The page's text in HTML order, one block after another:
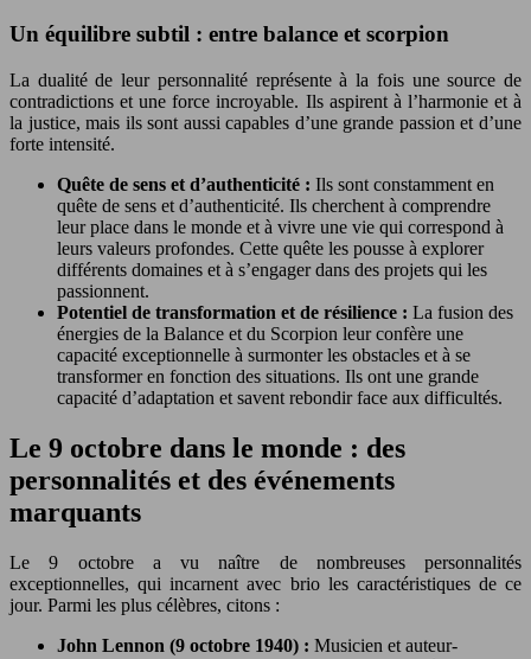
Un équilibre subtil : entre balance et scorpion
La dualité de leur personnalité représente à la fois une source de
contradictions et une force incroyable. Ils aspirent à l’harmonie et à
la justice, mais ils sont aussi capables d’une grande passion et d’une
forte intensité.
Quête de sens et d’authenticité : Ils sont constamment en
quête de sens et d’authenticité. Ils cherchent à comprendre
leur place dans le monde et à vivre une vie qui correspond à
leurs valeurs profondes. Cette quête les pousse à explorer
différents domaines et à s’engager dans des projets qui les
passionnent.
Potentiel de transformation et de résilience : La fusion des
énergies de la Balance et du Scorpion leur confère une
capacité exceptionnelle à surmonter les obstacles et à se
transformer en fonction des situations. Ils ont une grande
capacité d’adaptation et savent rebondir face aux difficultés.
Le 9 octobre dans le monde : des
personnalités et des événements
marquants
Le 9 octobre a vu naître de nombreuses personnalités
exceptionnelles, qui incarnent avec brio les caractéristiques de ce
jour. Parmi les plus célèbres, citons :
John Lennon (9 octobre 1940) : Musicien et auteur-